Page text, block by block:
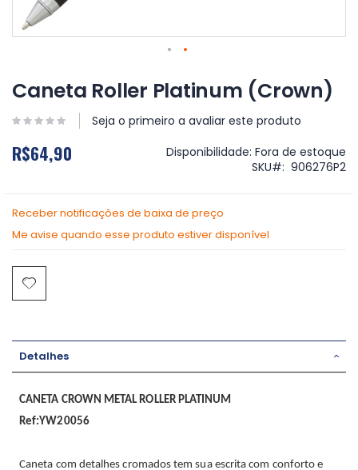
para
o
da
de
Caneta Roller Platinum (Crown)
Seja o primeiro a avaliar este produto
R$64,90 Disponibilidade: Fora de estoque
SKU
906276P2
Receber notificações de baixa de preço
Me avise quando esse produto estiver disponível
Detalhes
CANETA CROWN METAL ROLLER PLATINUM
Ref:YW20056
Caneta com detalhes cromados tem sua escrita com conforto e